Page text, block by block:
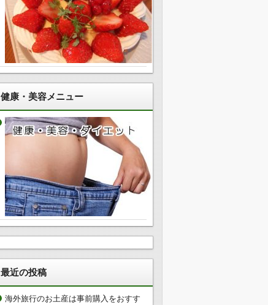
健康・美容メニュー
最近の投稿
海外旅行のお土産は事前購入をおすす